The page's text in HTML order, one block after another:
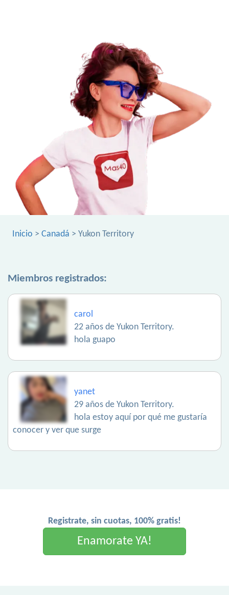
Inicio > Canadá > Yukon Territory
Miembros registrados:
carol
22 años de Yukon Territory.
hola guapo
yanet
29 años de Yukon Territory.
hola estoy aquí por qué me gustaría
conocer y ver que surge
Registrate, sin cuotas, 100% gratis!
Enamorate YA!